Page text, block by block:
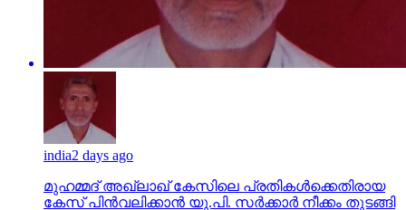
india2 days ago
മുഹമ്മദ് അഖ്‌ലാഖ് കേസിലെ പ്രതികള്‍ക്കെതിരായ
കേസ് പിന്‍വലിക്കാന്‍ യു.പി. സര്‍ക്കാര്‍ നീക്കം തുടങ്ങി